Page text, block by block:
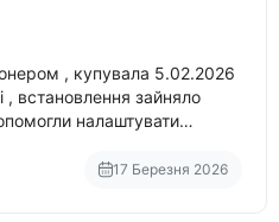
, купувала 5.02.2026
17 Березня 2026